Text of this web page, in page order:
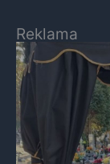
Reklama